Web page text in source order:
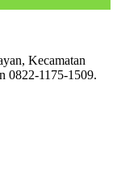
Kecamatan
0822-1175-1509.